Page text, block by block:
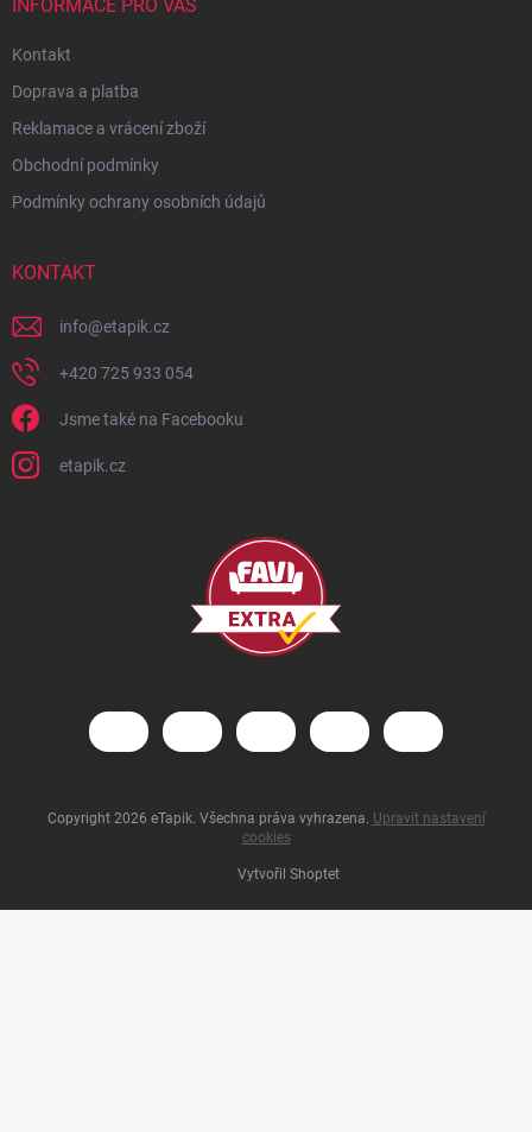
INFORMACE PRO VÁS
Kontakt
Doprava a platba
Reklamace a vrácení zboží
Obchodní podmínky
Podmínky ochrany osobních údajů
KONTAKT
info@etapik.cz
+420 725 933 054
Jsme také na Facebooku
etapik.cz
Vytvořil Shoptet
Copyright 2026 eTapik. Všechna práva vyhrazena. Upravit nastavení
cookies